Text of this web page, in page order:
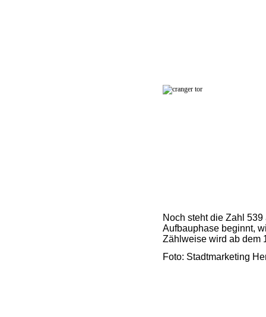
Noch steht die Zahl
Aufbauphase beginnt,
Zählweise wird ab dem
Foto: Stadtmarketing